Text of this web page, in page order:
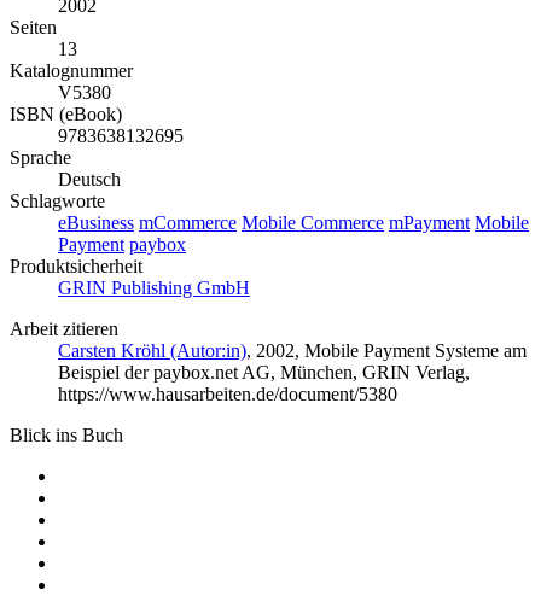
2002
Seiten
13
Katalognummer
V5380
ISBN (eBook)
9783638132695
Sprache
Deutsch
Schlagworte
eBusiness mCommerce Mobile Commerce mPayment Mobile
Payment paybox
Produktsicherheit
GRIN Publishing GmbH
Arbeit zitieren
Carsten Kröhl (Autor:in), 2002, Mobile Payment Systeme am
Beispiel der paybox.net AG, München, GRIN Verlag,
https://www.hausarbeiten.de/document/5380
Blick ins Buch